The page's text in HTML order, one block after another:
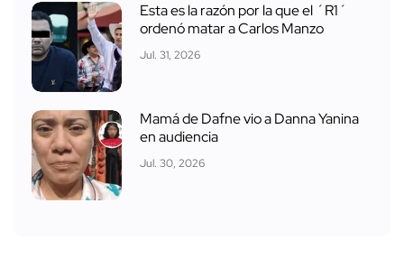
Esta es la razón por la que el ´R1´
ordenó matar a Carlos Manzo
Jul. 31, 2026
Mamá de Dafne vio a Danna Yanina
en audiencia
Jul. 30, 2026